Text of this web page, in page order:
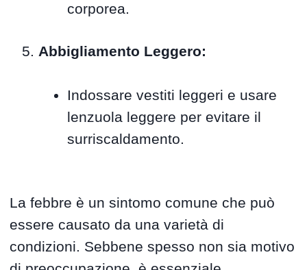
corporea.
Abbigliamento Leggero:
Indossare vestiti leggeri e usare
lenzuola leggere per evitare il
surriscaldamento.
La febbre è un sintomo comune che può
essere causato da una varietà di
condizioni. Sebbene spesso non sia motivo